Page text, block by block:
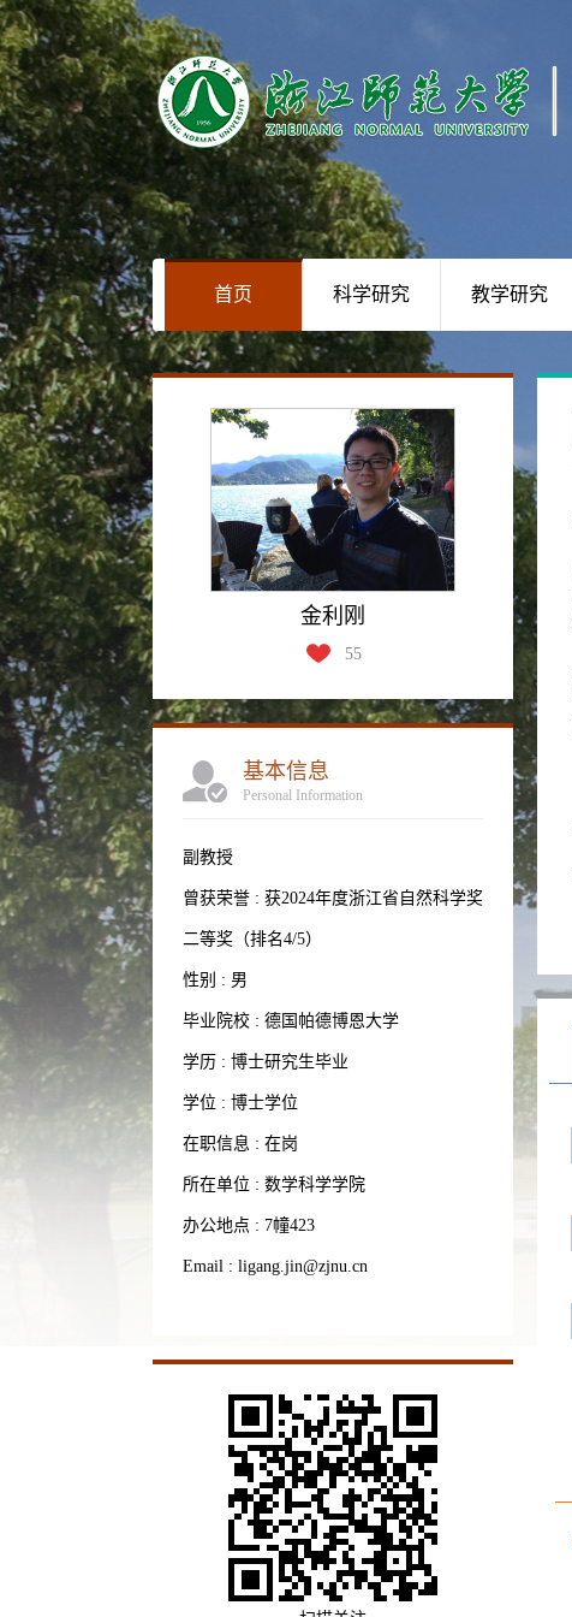
首页 科学研究 教学研究
金利刚
55
基本信息
Personal Information
副教授
曾获荣誉 : 获2024年度浙江省自然科学奖
二等奖（排名4/5）
性别 : 男
毕业院校 : 德国帕德博恩大学
学历 : 博士研究生毕业
学位 : 博士学位
在职信息 : 在岗
所在单位 : 数学科学学院
办公地点 : 7幢423
Email : ligang.jin@zjnu.cn